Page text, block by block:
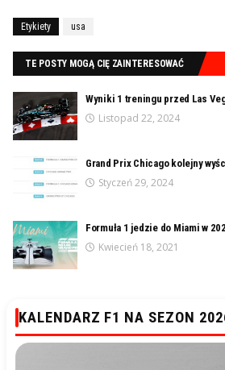
Etykiety usa
TE POSTY MOGĄ CIĘ ZAINTERESOWAĆ
Wyniki 1 treningu przed Las
Listopad 22, 2024
Grand Prix Chicago kolejny
Styczeń 29, 2024
Formuła 1 jedzie do Miami w
Kwiecień 18, 2021
KALENDARZ F1 NA SEZON